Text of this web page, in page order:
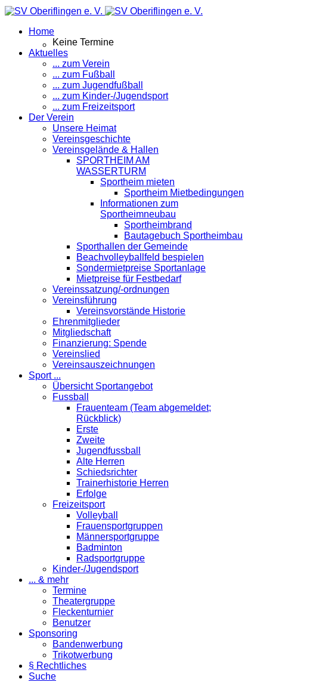
Home
Keine Termine
Aktuelles
... zum Verein
... zum Fußball
... zum Jugendfußball
... zum Kinder-/Jugendsport
... zum Freizeitsport
Der Verein
Unsere Heimat
Vereinsgeschichte
Vereinsgelände & Hallen
SPORTHEIM AM
WASSERTURM
Sportheim mieten
Sportheim Mietbedingungen
Informationen zum
Sportheimneubau
Sportheimbrand
Bautagebuch Sportheimbau
Sporthallen der Gemeinde
Beachvolleyballfeld bespielen
Sondermietpreise Sportanlage
Mietpreise für Festbedarf
Vereinssatzung/-ordnungen
Vereinsführung
Vereinsvorstände Historie
Ehrenmitglieder
Mitgliedschaft
Finanzierung: Spende
Vereinslied
Vereinsauszeichnungen
Sport ...
Übersicht Sportangebot
Fussball
Frauenteam (Team abgemeldet;
Rückblick)
Erste
Zweite
Jugendfussball
Alte Herren
Schiedsrichter
Trainerhistorie Herren
Erfolge
Freizeitsport
Volleyball
Frauensportgruppen
Männersportgruppe
Badminton
Radsportgruppe
Kinder-/Jugendsport
... & mehr
Termine
Theatergruppe
Fleckenturnier
Benutzer
Sponsoring
Bandenwerbung
Trikotwerbung
§ Rechtliches
Suche